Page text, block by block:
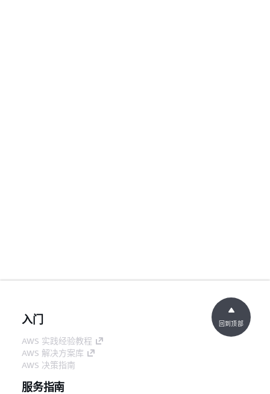
入门
AWS 实践经验教程
AWS 解决方案库
AWS 决策指南
服务指南
回到顶部